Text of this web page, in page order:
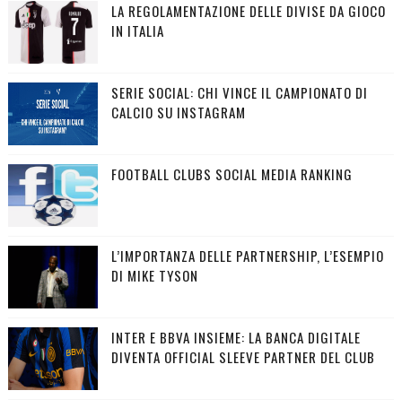
LA REGOLAMENTAZIONE DELLE DIVISE DA GIOCO
IN ITALIA
SERIE SOCIAL: CHI VINCE IL CAMPIONATO DI
CALCIO SU INSTAGRAM
FOOTBALL CLUBS SOCIAL MEDIA RANKING
L’IMPORTANZA DELLE PARTNERSHIP, L’ESEMPIO
DI MIKE TYSON
INTER E BBVA INSIEME: LA BANCA DIGITALE
DIVENTA OFFICIAL SLEEVE PARTNER DEL CLUB